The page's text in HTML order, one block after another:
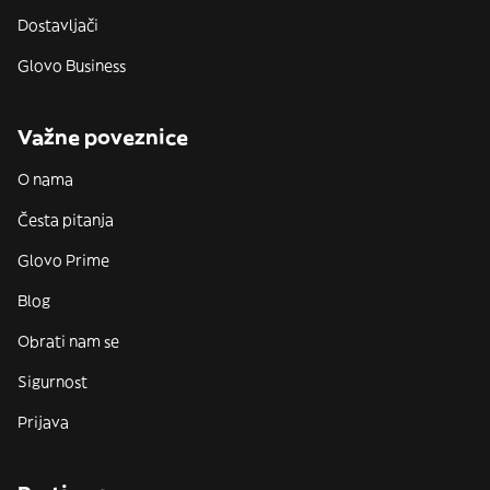
Dostavljači
Glovo Business
Važne poveznice
O nama
Česta pitanja
Glovo Prime
Blog
Obrati nam se
Sigurnost
Prijava